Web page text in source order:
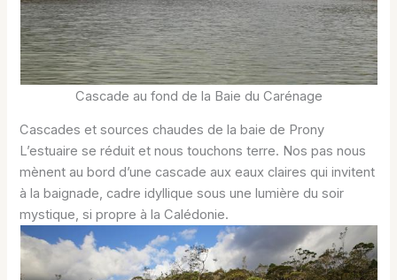
Cascade au fond de la Baie du Carénage
Cascades et sources chaudes de la baie de Prony
L’estuaire se réduit et nous touchons terre. Nos pas nous
mènent au bord d’une cascade aux eaux claires qui invitent
à la baignade, cadre idyllique sous une lumière du soir
mystique, si propre à la Calédonie.